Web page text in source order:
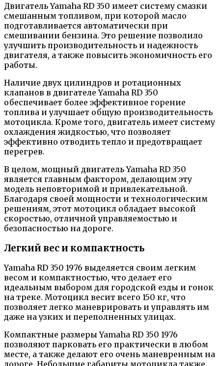
Двигатель Yamaha RD 350 имеет систему смазки
смешанным топливом, при которой масло
подготавливается автоматически при
смешивании бензина. Это решение позволило
улучшить производительность и надежность
двигателя, а также повысить экономичность его
работы.
Наличие двух цилиндров и ротационных
клапанов в двигателе Yamaha RD 350
обеспечивает более эффективное горение
топлива и улучшает общую производительность
мотоцикла. Кроме того, двигатель имеет систему
охлаждения жидкостью, что позволяет
эффективно отводить тепло и предотвращает
перегрев.
В целом, мощный двигатель Yamaha RD 350
является главным фактором, делающим эту
модель неповторимой и привлекательной.
Благодаря своей мощности и технологическим
решениям, этот мотоцикл обладает высокой
скоростью, отличной управляемостью и
безопасностью на дороге.
Легкий вес и компактность
Yamaha RD 350 1976 выделяется своим легким
весом и компактностью, что делает его
идеальным выбором для городской езды и гонок
на треке. Мотоцикл весит всего 150 кг, что
позволяет легко маневрировать и управлять им
даже на узких и переполненных улицах.
Компактные размеры Yamaha RD 350 1976
позволяют парковать его практически в любом
месте, а также делают его очень маневренным на